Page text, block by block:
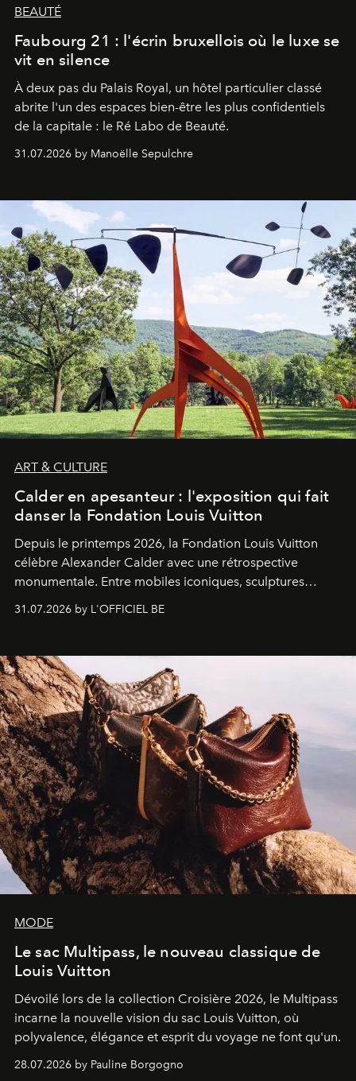
BEAUTÉ
Faubourg 21 : l'écrin bruxellois où le luxe se
vit en silence
À deux pas du Palais Royal, un hôtel particulier classé
abrite l'un des espaces bien-être les plus confidentiels
de la capitale : le Ré Labo de Beauté.
31.07.2026 by Manoëlle Sepulchre
ART & CULTURE
Calder en apesanteur : l'exposition qui fait
danser la Fondation Louis Vuitton
Depuis le printemps 2026, la Fondation Louis Vuitton
célèbre Alexander Calder avec une rétrospective
monumentale. Entre mobiles iconiques, sculptures
américain investit les espaces imaginés par Frank Gehry
sculpture.
31.07.2026 by L'OFFICIEL BE
MODE
Le sac Multipass, le nouveau classique de
Louis Vuitton
Dévoilé lors de la collection Croisière 2026, le Multipass
incarne la nouvelle vision du sac Louis Vuitton, où
polyvalence, élégance et esprit du voyage ne font qu'un.
28.07.2026 by Pauline Borgogno